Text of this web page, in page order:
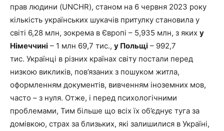
прав людини (UNCHR), станом на 6 червня 2023 року
кількість українських шукачів притулку становила у
світі 6,28 млн, зокрема в Європі – 5,935 млн, з яких у
Німеччині – 1 млн 69,7 тис., у Польщі – 992,7
тис. Українці в різних країнах світу постали перед
низкою викликів, пов’язаних з пошуком житла,
оформленням документів, вивченням іноземних мов,
часто – з нуля. Отже, і перед психологічними
проблемами, Тим більше що всіх їх об’єднує туга за
домівкою, страх за близьких, які залишилися в Україні,